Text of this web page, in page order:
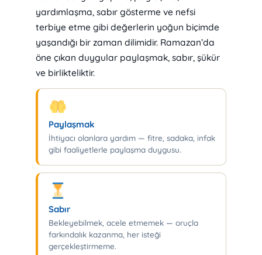
yardımlaşma, sabır gösterme ve nefsi
terbiye etme gibi değerlerin yoğun biçimde
yaşandığı bir zaman dilimidir. Ramazan’da
öne çıkan duygular paylaşmak, sabır, şükür
ve birlikteliktir.
Paylaşmak
İhtiyacı olanlara yardım — fitre, sadaka, infak
gibi faaliyetlerle paylaşma duygusu.
Sabır
Bekleyebilmek, acele etmemek — oruçla
farkındalık kazanma, her isteği
gerçekleştirmeme.